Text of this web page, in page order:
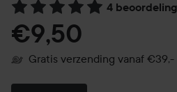
4
Ga naar Reviews & reacties
€9,50
Gratis verzending vanaf €39,-